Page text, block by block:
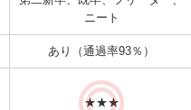
ニート
あり（通過率93％）
★★★